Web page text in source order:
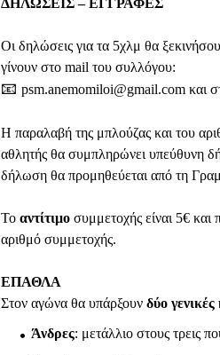
ΔΗΛΩΣΕΙΣ – ΕΓΓΡΑΦΕΣ
Οι δηλώσεις για τα 5χλμ θα
γίνουν στο mail του συλλόγου:
📧 psm.anemomiloi@gmail.com και
Η παραλαβή της μπλούζας και του
αθλητής θα συμπληρώνει υπεύθυνη
δήλωση θα προμηθεύεται από τη
Το αντίτιμο συμμετοχής είναι 5€ και
αριθμό συμμετοχής.
ΕΠΑΘΛΑ
Στον αγώνα θα υπάρξουν δύο
Άνδρες: μετάλλιο στους τρεις